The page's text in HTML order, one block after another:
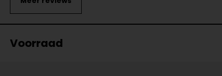
Voorraad